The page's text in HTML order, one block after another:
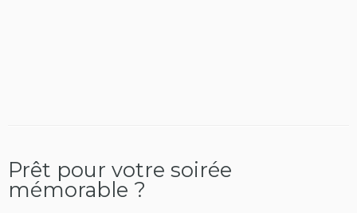
Prêt pour votre soirée
mémorable ?